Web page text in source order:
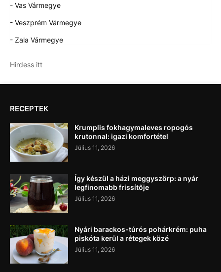
- Vas Vármegye
- Veszprém Vármegye
- Zala Vármegye
Hirdess itt
RECEPTEK
Krumplis fokhagymaleves ropogós
krutonnal: igazi komfortétel
Július 11, 2026
Így készül a házi meggyszörp: a nyár
legfinomabb frissítője
Július 11, 2026
Nyári barackos-túrós pohárkrém: puha
piskóta kerül a rétegek közé
Július 11, 2026